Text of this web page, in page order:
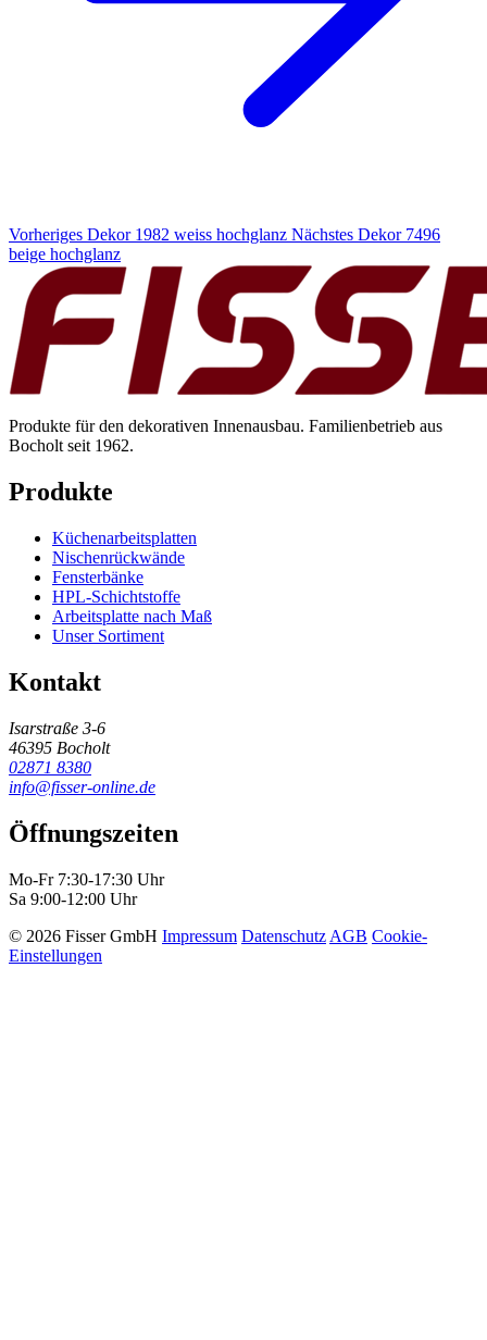
Vorheriges Dekor 1982 weiss hochglanz Nächstes Dekor 7496
beige hochglanz
Produkte für den dekorativen Innenausbau. Familienbetrieb aus
Bocholt seit 1962.
Produkte
Küchenarbeitsplatten
Nischenrückwände
Fensterbänke
HPL-Schichtstoffe
Arbeitsplatte nach Maß
Unser Sortiment
Kontakt
Isarstraße 3-6
46395 Bocholt
02871 8380
info@fisser-online.de
Öffnungszeiten
Mo-Fr 7:30-17:30 Uhr
Sa 9:00-12:00 Uhr
© 2026 Fisser GmbH Impressum Datenschutz AGB Cookie-
Einstellungen